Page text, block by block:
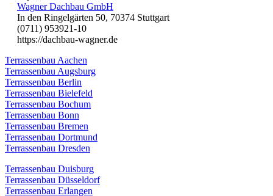
Wagner Dachbau GmbH
In den Ringelgärten 50, 70374 Stuttgart
(0711) 953921-10
https://dachbau-wagner.de
Terrassenbau Aachen
Terrassenbau Augsburg
Terrassenbau Berlin
Terrassenbau Bielefeld
Terrassenbau Bochum
Terrassenbau Bonn
Terrassenbau Bremen
Terrassenbau Dortmund
Terrassenbau Dresden
Terrassenbau Duisburg
Terrassenbau Düsseldorf
Terrassenbau Erlangen